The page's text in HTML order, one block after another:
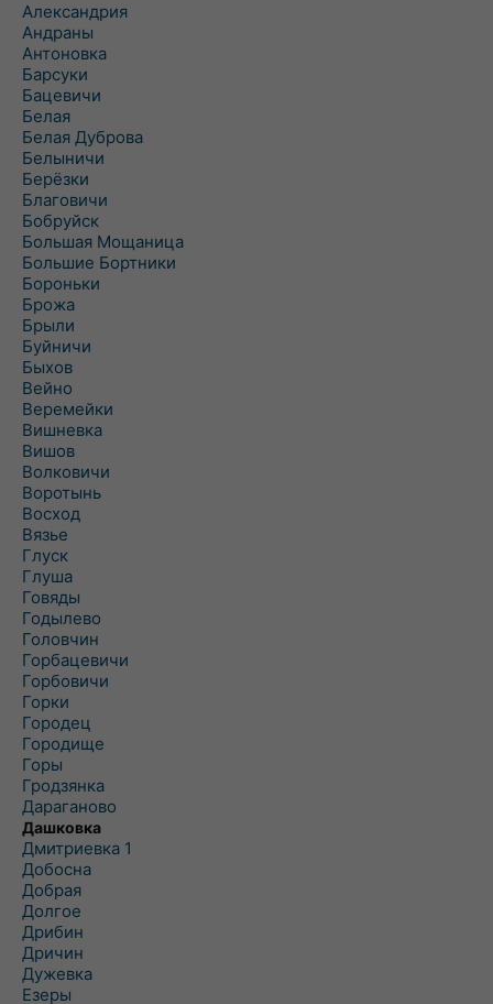
Александрия
Андраны
Антоновка
Барсуки
Бацевичи
Белая
Белая Дуброва
Белыничи
Берёзки
Благовичи
Бобруйск
Большая Мощаница
Большие Бортники
Бороньки
Брожа
Брыли
Буйничи
Быхов
Вейно
Веремейки
Вишневка
Вишов
Волковичи
Воротынь
Восход
Вязье
Глуск
Глуша
Говяды
Годылево
Головчин
Горбацевичи
Горбовичи
Горки
Городец
Городище
Горы
Гродзянка
Дараганово
Дашковка
Дмитриевка 1
Добосна
Добрая
Долгое
Дрибин
Дричин
Дужевка
Езеры